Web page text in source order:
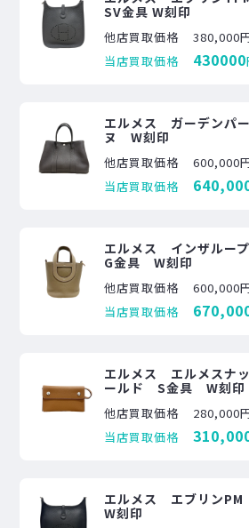
SV金具 W刻印
他店買取価格
380,000
当店買取価格
430000
エルメス ガーデンパ
ヌ W刻印
他店買取価格
600,000
当店買取価格
エルメス インザルー
G金具 W刻印
他店買取価格
600,000
当店買取価格
エルメス エルメスナ
ールド S金具 W刻印
他店買取価格
280,000
当店買取価格
エルメス エブリン
W刻印